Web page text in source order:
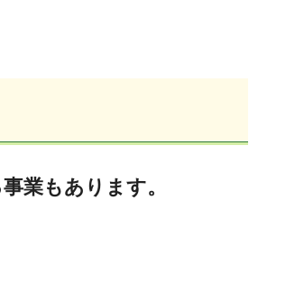
業もあります。